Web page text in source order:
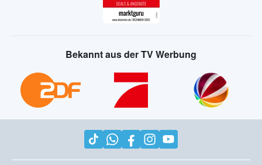
Bekannt aus der TV Werbung